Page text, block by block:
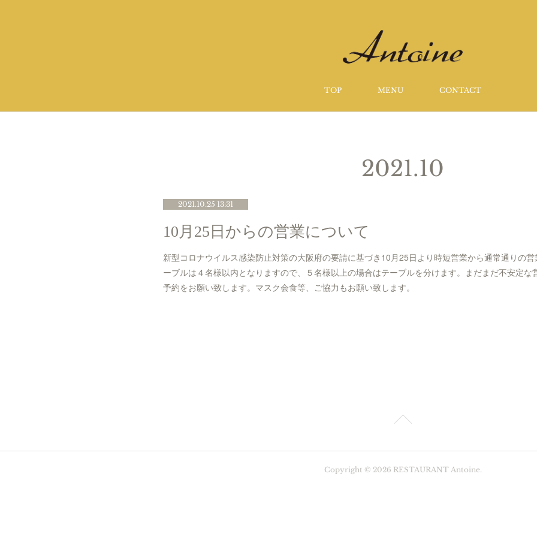
TOP MENU CONTACT
2021.10
2021.10.25 13:31
10月25日からの営業について
新型コロナウイルス感染防止対策の大阪府の要請に基づき10月25日より時短営業から通常通りの
ーブルは４名様以内となりますので、５名様以上の場合はテーブルを分けます。まだまだ不安定な
予約をお願い致します。マスク会食等、ご協力もお願い致します。
Copyright © 2026 RESTAURANT Antoine.